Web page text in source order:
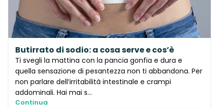
Butirrato di sodio: a cosa serve e cos’è
Ti svegli la mattina con la pancia gonfia e dura e
quella sensazione di pesantezza non ti abbandona. Per
non parlare dell’irritabilità intestinale e crampi
addominali. Hai mai s…
Continua